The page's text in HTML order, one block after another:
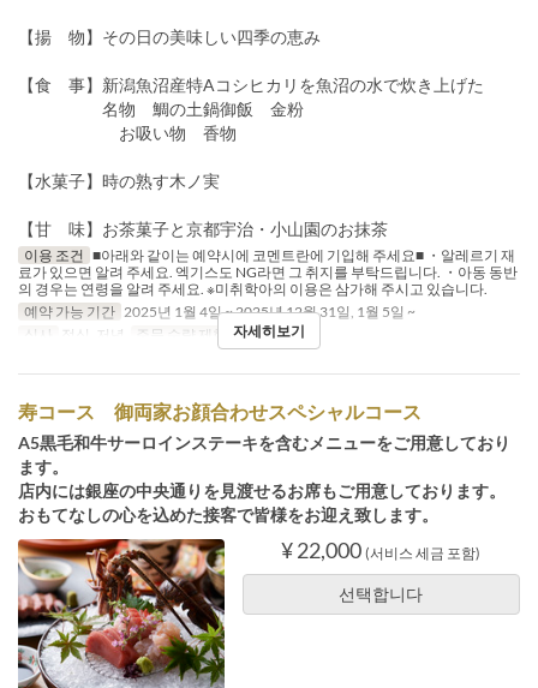
【揚 物】その日の美味しい四季の恵み
【食 事】新潟魚沼産特Aコシヒカリを魚沼の水で炊き上げた
名物 鯛の土鍋御飯 金粉
お吸い物 香物
【水菓子】時の熟す木ノ実
【甘 味】お茶菓子と京都宇治・小山園のお抹茶
이용 조건 ■아래와 같이는 예약시에 코멘트란에 기입해 주세요■ ・알레르기 재
료가 있으면 알려 주세요. 엑기스도 NG라면 그 취지를 부탁드립니다. ・아동 동반
의 경우는 연령을 알려 주세요. ※미취학아의 이용은 삼가해 주시고 있습니다.
예약 가능 기간 2025년 1월 4일 ~ 2025년 12월 31일, 1월 5일 ~
식사
점심, 저녁 주문 수량 제한 4 ~ 10
자세히보기
寿コース 御両家お顔合わせスペシャルコース
A5黒毛和牛サーロインステーキを含むメニューをご用意しており
ます。
店内には銀座の中央通りを見渡せるお席もご用意しております。
おもてなしの心を込めた接客で皆様をお迎え致します。
¥ 22,000 (서비스 세금 포함)
선택합니다